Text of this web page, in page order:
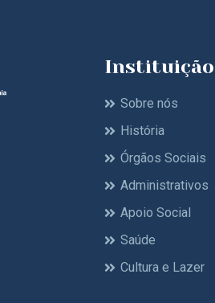
Instituição
Sobre nós
História
Órgãos Sociais
Administrativos
Apoio Social
Saúde
Cultura e Lazer